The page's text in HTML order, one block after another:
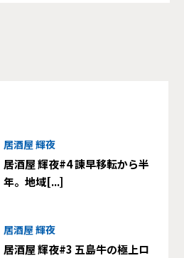
居酒屋 輝夜
居酒屋 輝夜#4 諫早移転から半
年。地域[...]
居酒屋 輝夜
居酒屋 輝夜#3 五島牛の極上ロ